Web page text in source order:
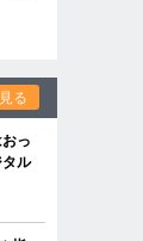
る
っ
ル